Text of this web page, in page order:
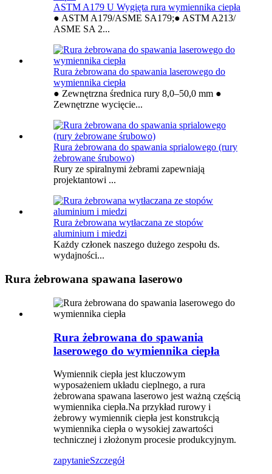
ASTM A179 U Wygięta rura wymiennika ciepła
● ASTM A179/ASME SA179;● ASTM A213/
ASME SA 2...
Rura żebrowana do spawania laserowego do
wymiennika ciepła
● Zewnętrzna średnica rury 8,0–50,0 mm ●
Zewnętrzne wycięcie...
Rura żebrowana do spawania sprialowego (rury
żebrowane śrubowo)
Rury ze spiralnymi żebrami zapewniają
projektantowi ...
Rura żebrowana wytłaczana ze stopów
aluminium i miedzi
Każdy członek naszego dużego zespołu ds.
wydajności...
Rura żebrowana spawana laserowo
Rura żebrowana do spawania
laserowego do wymiennika ciepła
Wymiennik ciepła jest kluczowym
wyposażeniem układu cieplnego, a rura
żebrowana spawana laserowo jest ważną częścią
wymiennika ciepła.Na przykład rurowy i
żebrowy wymiennik ciepła jest konstrukcją
wymiennika ciepła o wysokiej zawartości
technicznej i złożonym procesie produkcyjnym.
zapytanieSzczegół